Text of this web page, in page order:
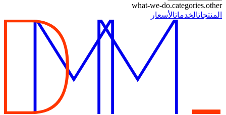
what-we-do.categories.other
المنتجاتالخدماتالأسعار